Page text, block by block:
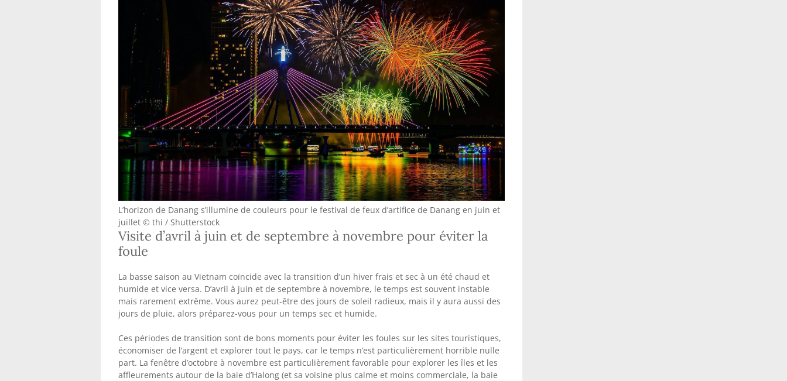
L’horizon de Danang s’illumine de couleurs pour le festival de feux d’artifice de Danang en juin et
juillet © thi / Shutterstock
Visite d’avril à juin et de septembre à novembre pour éviter la
foule
La basse saison au Vietnam coïncide avec la transition d’un hiver frais et sec à un été chaud et
humide et vice versa. D’avril à juin et de septembre à novembre, le temps est souvent instable
mais rarement extrême. Vous aurez peut-être des jours de soleil radieux, mais il y aura aussi des
jours de pluie, alors préparez-vous pour un temps sec et humide.
Ces périodes de transition sont de bons moments pour éviter les foules sur les sites touristiques,
économiser de l’argent et explorer tout le pays, car le temps n’est particulièrement horrible nulle
part. La fenêtre d’octobre à novembre est particulièrement favorable pour explorer les îles et les
affleurements autour de la baie d’Halong (et sa voisine plus calme et moins commerciale, la baie